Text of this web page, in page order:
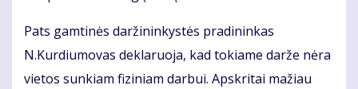
Pats gamtinės daržininkystės pradininkas
N.Kurdiumovas deklaruoja, kad tokiame darže nėra
vietos sunkiam fiziniam darbui. Apskritai mažiau